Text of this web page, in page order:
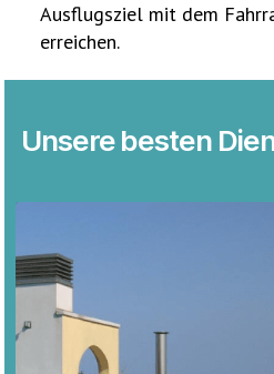
Ausflugsziel mit dem
erreichen.
Unsere besten